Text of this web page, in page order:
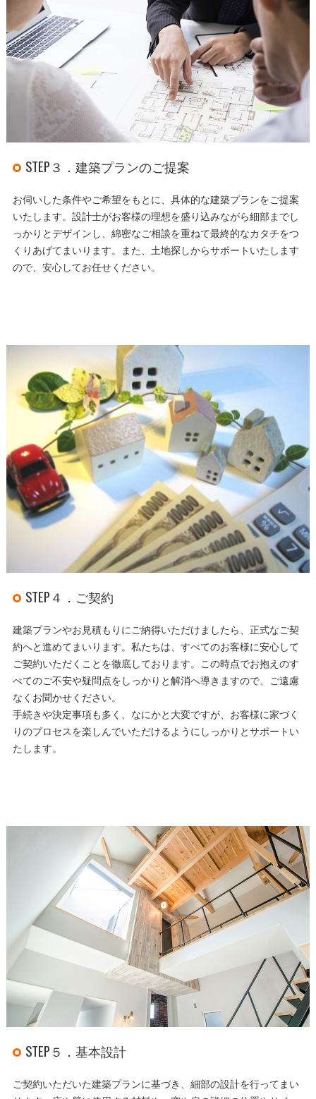
STEP３．建築プランのご提案
お伺いした条件やご希望をもとに、具体的な建築プランをご提案
いたします。設計士がお客様の理想を盛り込みながら細部までし
っかりとデザインし、綿密なご相談を重ねて最終的なカタチをつ
くりあげてまいります。また、土地探しからサポートいたします
ので、安心してお任せください。
STEP４．ご契約
建築プランやお見積もりにご納得いただけましたら、正式なご契
約へと進めてまいります。私たちは、すべてのお客様に安心して
ご契約いただくことを徹底しております。この時点でお抱えのす
べてのご不安や疑問点をしっかりと解消へ導きますので、ご遠慮
なくお聞かせください。
手続きや決定事項も多く、なにかと大変ですが、お客様に家づく
りのプロセスを楽しんでいただけるようにしっかりとサポートい
たします。
STEP５．基本設計
ご契約いただいた建築プランに基づき、細部の設計を行ってまい